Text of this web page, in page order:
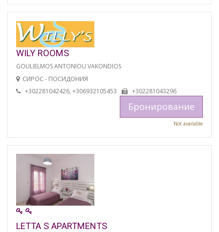
WILY ROOMS
GOULIELMOS ANTONIOU VAKONDIOS
СИРОС - ПОСИДОНИЯ
+302281042426, +306932105453 +302281043296
Бронирование
Not available
LETTA S APARTMENTS